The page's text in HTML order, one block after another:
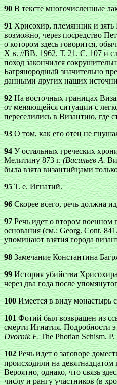
90 В тексте многочисленные
91Хрисохир, племянник и зять
возможно, через посредство
о котором здесь говорится,
Х в. //ВВ. 1962. Т. 21. С. 107 и
поход закончился
Багрянородный значительно
данными других наших
92На восточных границах
от меняющейся ситуации с
переселились в Византию, где
93О том, как его отец не
94У остальных греческих
Мелитину 873 г.(Васильев А.
была взята византийцами
95Т. е. Игнатий.
96Скорее всего, речь должна
97Речь идет о втором военном
основания (см.: Georg. Cont.
упоминают взятия города
98Замечание Константина
99История убийства
через два года после
100Имеется в виду монастырь
101Фотий был возвращен из
смерти Игнатия. Подробности
Dvornik F.The Photian Schism.
102Речь идет о заговоре
происходили на
Вероятно, однако, что связь
числу и рангу участников (в